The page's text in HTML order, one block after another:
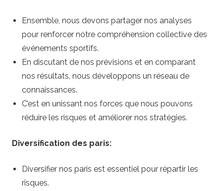
Ensemble, nous devons partager nos analyses
pour renforcer notre compréhension collective des
événements sportifs.
En discutant de nos prévisions et en comparant
nos résultats, nous développons un réseau de
connaissances.
C’est en unissant nos forces que nous pouvons
réduire les risques et améliorer nos stratégies.
Diversification des paris:
Diversifier nos paris est essentiel pour répartir les
risques.